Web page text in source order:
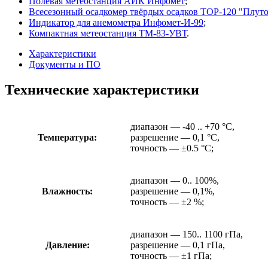
Всесезонный осадкомер твёрдых осадков ТОР-120
Индикатор для анемометра Инфомет-И-99;
Компактная метеостанция ТМ-83-УВТ.
Характеристики
Документы и ПО
Технические характеристики
Температура:
диапазон — -40 .. +70 °C,
разрешение — 0,1 °C,
точность — ±0.5 °C;
Влажность:
диапазон — 0.. 100%,
разрешение — 0,1%,
точность — ±2 %;
Давление:
диапазон — 150.. 1100 гПа,
разрешение — 0,1 гПа,
точность — ±1 гПа;